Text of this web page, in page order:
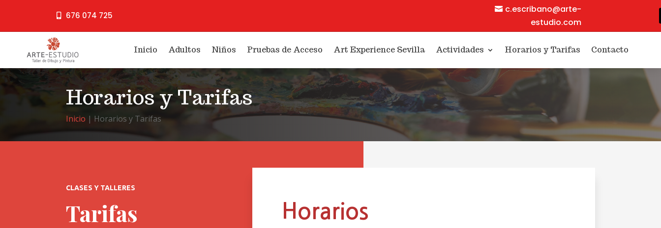
676 074 725
c.escribano@arte-
estudio.com
Inicio Adultos Niños Pruebas de Acceso Art Experience Sevilla Actividades Horarios y Tarifas Contacto
Horarios y Tarifas
Inicio | Horarios y Tarifas
CLASES Y TALLERES
Tarifas Horarios